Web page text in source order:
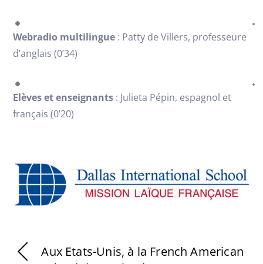
Webradio multilingue : Patty de Villers, professeure
d’anglais (0’34)
Elèves et enseignants : Julieta Pépin, espagnol et
français (0’20)
Aux Etats-Unis, à la French American